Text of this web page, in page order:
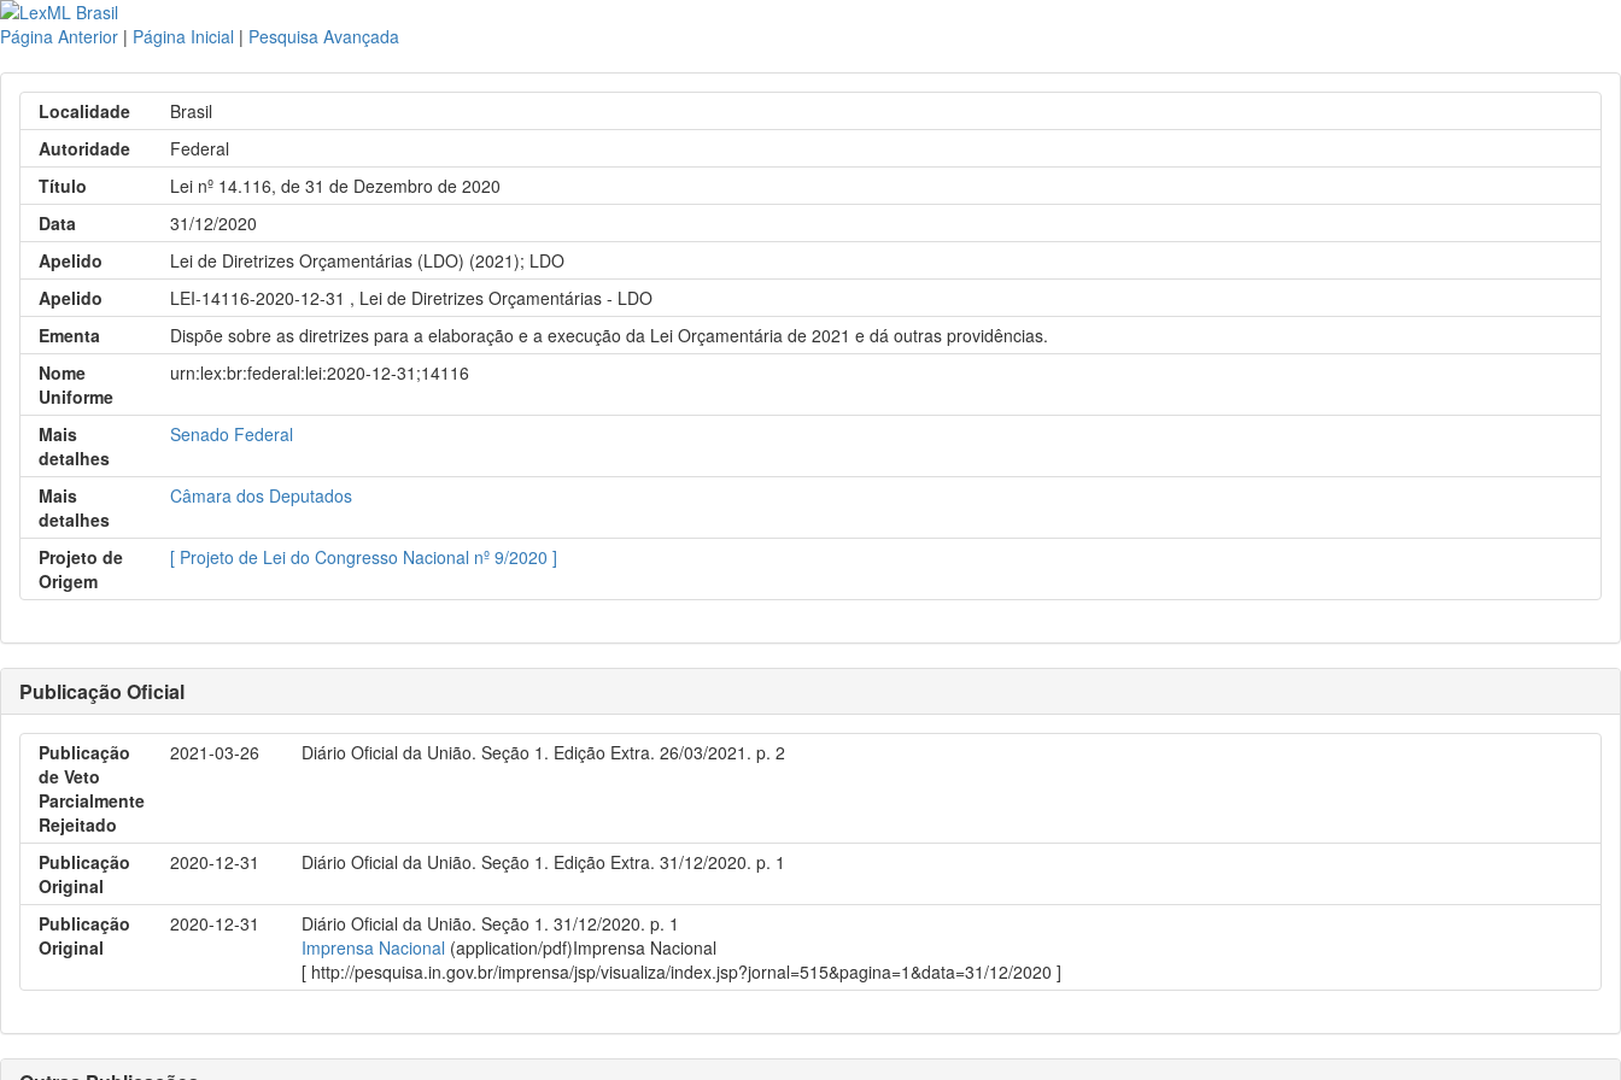
Página Anterior | Página Inicial | Pesquisa Avançada
Localidade
Brasil
Autoridade
Federal
Título
Lei nº 14.116, de 31 de Dezembro de 2020
Data
31/12/2020
Apelido
Lei de Diretrizes Orçamentárias (LDO) (2021); LDO
Apelido
LEI-14116-2020-12-31 , Lei de Diretrizes Orçamentárias - LDO
Ementa
Dispõe sobre as diretrizes para a elaboração e a execução da Lei Orçamentária de 2021 e dá outras providências.
Nome
Uniforme
urn:lex:br:federal:lei:2020-12-31;14116
Mais
detalhes
Senado Federal
Mais
detalhes
Câmara dos Deputados
Projeto de
Origem
[ Projeto de Lei do Congresso Nacional nº 9/2020 ]
Publicação Oficial
Publicação
de Veto
Parcialmente
Rejeitado
2021-03-26 Diário Oficial da União. Seção 1. Edição Extra. 26/03/2021. p. 2
Publicação
Original
2020-12-31 Diário Oficial da União. Seção 1. Edição Extra. 31/12/2020. p. 1
Publicação
Original
2020-12-31
Diário Oficial da União. Seção 1. 31/12/2020. p. 1
Imprensa Nacional (application/pdf)Imprensa Nacional
[ http://pesquisa.in.gov.br/imprensa/jsp/visualiza/index.jsp?jornal=515&pagina=1&data=31/12/2020 ]